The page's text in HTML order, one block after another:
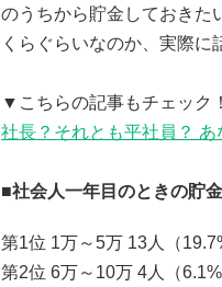
のうちから貯金しておきた
くらぐらいなのか、実際に
▼こちらの記事もチェック！
社長？それとも平社員？
■社会人一年目のときの貯
第1位 1万～5万 13人（
第2位 6万～10万 4人（6.1%